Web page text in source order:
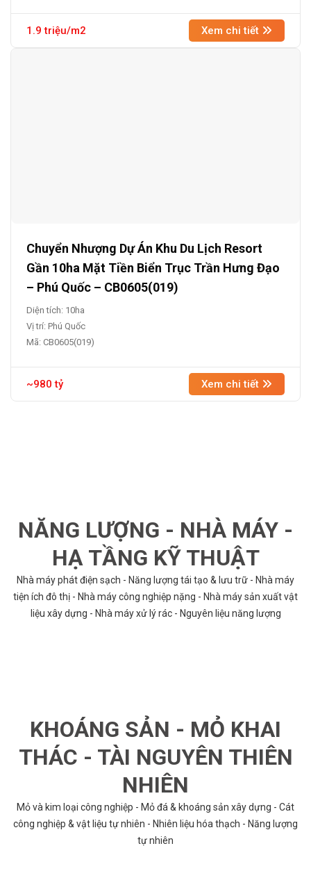
1.9 triệu/m2 Xem chi tiết
Chuyển Nhượng Dự Án Khu Du Lịch Resort
Gần 10ha Mặt Tiền Biển Trục Trần Hưng Đạo
– Phú Quốc – CB0605(019)
Diện tích: 10ha
Vị trí: Phú Quốc
Mã: CB0605(019)
~980 tỷ Xem chi tiết
NĂNG LƯỢNG - NHÀ MÁY -
HẠ TẦNG KỸ THUẬT
Nhà máy phát điện sạch - Năng lượng tái tạo & lưu trữ - Nhà máy
tiện ích đô thị - Nhà máy công nghiệp nặng - Nhà máy sản xuất vật
liệu xây dựng - Nhà máy xử lý rác - Nguyên liệu năng lượng
KHOÁNG SẢN - MỎ KHAI
THÁC - TÀI NGUYÊN THIÊN
NHIÊN
Mỏ và kim loại công nghiệp - Mỏ đá & khoáng sản xây dựng - Cát
công nghiệp & vật liệu tự nhiên - Nhiên liệu hóa thạch - Năng lượng
tự nhiên